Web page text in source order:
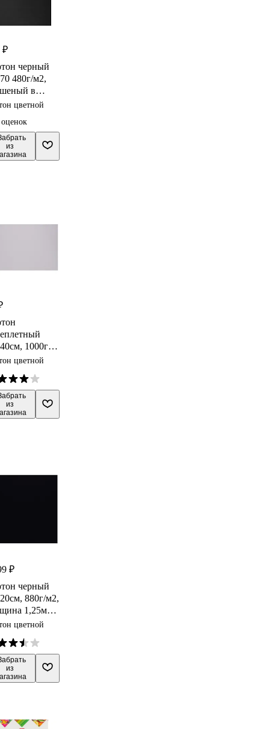
₽
черный
480г/м2,
в
1л, Folia
цветной
из
1000г/
цветной
из
₽
черный
880г/м2,
1,25мм,
в
цветной
из